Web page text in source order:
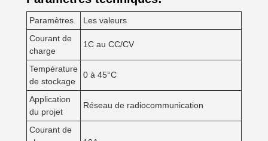
Paramètres
Les valeurs
Courant de
charge
1C au CC/CV
Température
de stockage
0 à 45°C
Application
du projet
Réseau de radiocommunication
Courant de